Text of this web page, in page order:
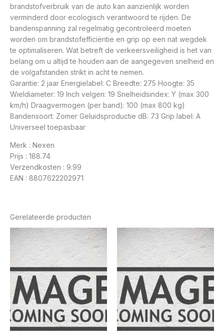
brandstofverbruik van de auto kan aanzienlijk worden
verminderd door ecologisch verantwoord te rijden. De
bandenspanning zal regelmatig gecontroleerd moeten
worden om brandstofefficiëntie en grip op een nat wegdek
te optimaliseren. Wat betreft de verkeersveiligheid is het van
belang om u altijd te houden aan de aangegeven snelheid en
de volgafstanden strikt in acht te nemen.
Garantie: 2 jaar Energielabel: C Breedte: 275 Hoogte: 35
Wieldiameter: 19 Inch velgen: 19 Snelheidsindex: Y (max 300
km/h) Draagvermogen (per band): 100 (max 800 kg)
Bandensoort: Zomer Geluidsproductie dB: 73 Grip label: A
Universeel toepasbaar
Merk : Nexen
Prijs : 188.74
Verzendkosten : 9.99
EAN : 8807622202971
Gerelateerde producten